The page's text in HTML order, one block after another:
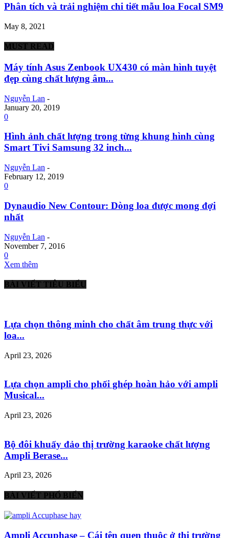
Phân tích và trải nghiệm chi tiết mẫu loa Focal SM9
May 8, 2021
MUST READ
Máy tính Asus Zenbook UX430 có màn hình tuyệt
đẹp cùng chất lượng âm...
Nguyễn Lan -
January 20, 2019
0
Hình ảnh chất lượng trong từng khung hình cùng
Smart Tivi Samsung 32 inch...
Nguyễn Lan -
February 12, 2019
0
Dynaudio New Contour: Dòng loa được mong đợi
nhất
Nguyễn Lan -
November 7, 2016
0
Xem thêm
BÀI VIẾT TIÊU BIỂU
Lựa chọn thông minh cho chất âm trung thực với
loa...
April 23, 2026
Lựa chọn ampli cho phối ghép hoàn hảo với ampli
Musical...
April 23, 2026
Bộ đôi khuấy đảo thị trường karaoke chất lượng
Ampli Berase...
April 23, 2026
BÀI VIẾT PHỔ BIẾN
Ampli Accuphase – Cái tên quen thuộc ở thị trường